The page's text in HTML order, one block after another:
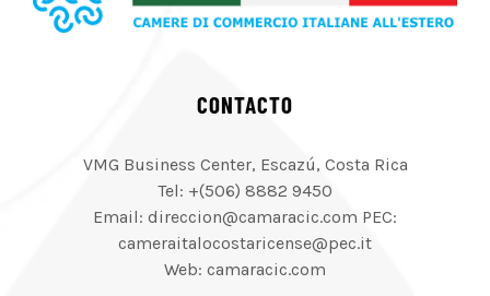
CONTACTO
VMG Business Center, Escazú, Costa Rica
Tel: +(506) 8882 9450
Email: direccion@camaracic.com PEC:
cameraitalocostaricense@pec.it
Web: camaracic.com